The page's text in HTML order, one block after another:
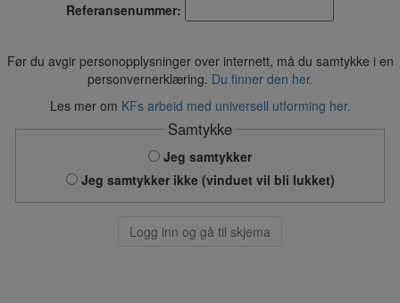
Referansenummer:
Før du avgir personopplysninger over internett, må du samtykke i en
personvernerklæring. Du finner den her.
Les mer om KFs arbeid med universell utforming her.
Samtykke
Jeg samtykker
Jeg samtykker ikke (vinduet vil bli lukket)
Logg inn og gå til skjema